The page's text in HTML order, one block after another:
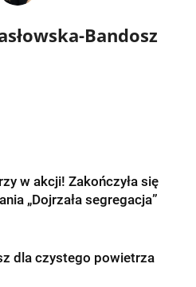
Bandosz
w akcji! Zakończyła się
„Dojrzała segregacja”
dla czystego powietrza